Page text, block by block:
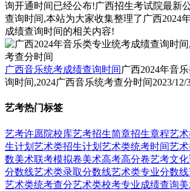
询开通时间已经公布!广西招生考试院最新
查询时间,本站为大家收集整理了广西2024
成绩查询时间的相关内容!
广西音乐统考成绩查询时间 广西2024年音
询时间,2024广西音乐统考查分时间2023/12/
艺考热门标签
艺考许愿院校库艺考招生简章招生章程艺
生计划 艺术类招生计划 艺术类统考时间艺
数美术联考模拟卷美术高考高分卷艺考文
分数线艺术类录取分数线艺术类专业分数线
艺术类统考查分艺术类校考专业成绩查询